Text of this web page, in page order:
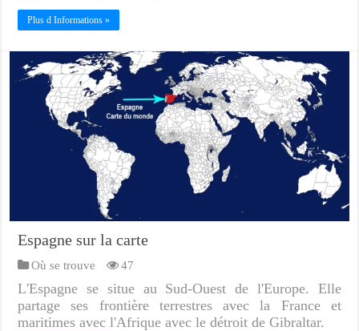
Plus d Informations »
Espagne sur la carte
Où se trouve 47
L'Espagne se situe au Sud-Ouest de l'Europe. Elle
partage ses frontière terrestres avec la France et
maritimes avec l'Afrique avec le détroit de Gibraltar.